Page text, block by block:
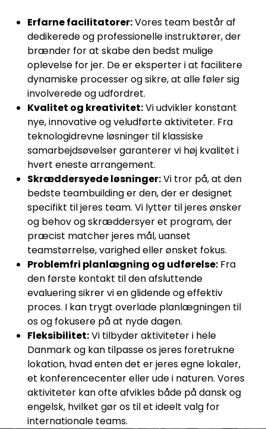
Erfarne facilitatorer:Vores team består af
dedikerede og professionelle instruktører, der
brænder for at skabe den bedst mulige
oplevelse for jer. De er eksperter i at facilitere
dynamiske processer og sikre, at alle føler sig
involverede og udfordret.
Kvalitet og kreativitet:Vi udvikler konstant
nye, innovative og veludførte aktiviteter. Fra
teknologidrevne løsninger til klassiske
samarbejdsøvelser garanterer vi høj kvalitet i
hvert eneste arrangement.
Skræddersyede løsninger:Vi tror på, at den
bedste teambuilding er den, der er designet
specifikt til jeres team. Vi lytter til jeres ønsker
og behov og skræddersyer et program, der
præcist matcher jeres mål, uanset
teamstørrelse, varighed eller ønsket fokus.
Problemfri planlægning og udførelse:Fra
den første kontakt til den afsluttende
evaluering sikrer vi en glidende og effektiv
proces. I kan trygt overlade planlægningen til
os og fokusere på at nyde dagen.
Fleksibilitet:Vi tilbyder aktiviteter i hele
Danmark og kan tilpasse os jeres foretrukne
lokation, hvad enten det er jeres egne lokaler,
et konferencecenter eller ude i naturen. Vores
aktiviteter kan ofte afvikles både på dansk og
engelsk, hvilket gør os til et ideelt valg for
internationale teams.